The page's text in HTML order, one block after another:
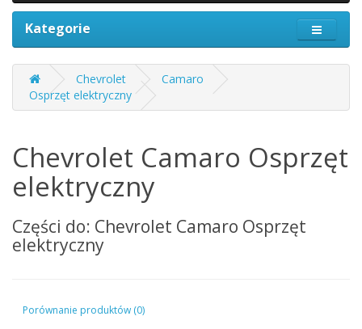
Kategorie
Chevrolet
Camaro
Osprzęt elektryczny
Chevrolet Camaro Osprzęt
elektryczny
Części do: Chevrolet Camaro Osprzęt
elektryczny
Porównanie produktów (0)